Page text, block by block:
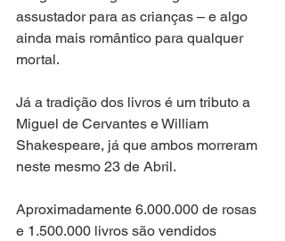
assustador para as crianças – e algo
ainda mais romântico para qualquer
mortal.
Já a tradição dos livros é um tributo a
Miguel de Cervantes e William
Shakespeare, já que ambos morreram
neste mesmo 23 de Abril.
Aproximadamente 6.000.000 de rosas
e 1.500.000 livros são vendidos